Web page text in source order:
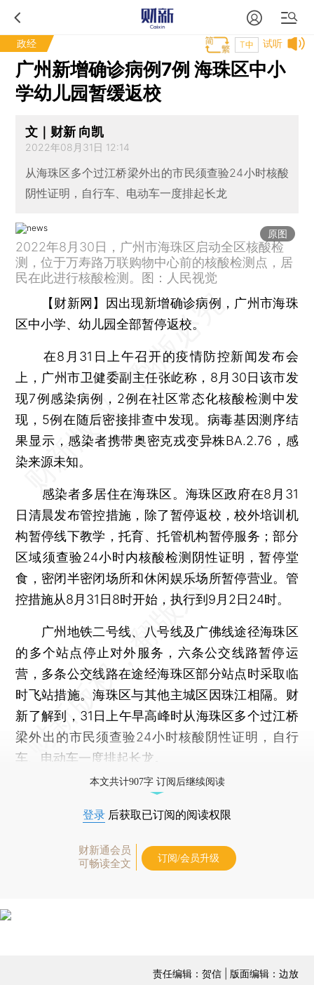
政经 试听
T中
广州新增确诊病例7例 海珠区中小
学幼儿园暂缓返校
文｜财新 向凯
2022年08月31日 12:14
从海珠区多个过江桥梁外出的市民须查验24小时核酸
阴性证明，自行车、电动车一度排起长龙
原图
2022年8月30日，广州市海珠区启动全区核酸检
测，位于万寿路万联购物中心前的核酸检测点，居
民在此进行核酸检测。图：人民视觉
【财新网】
因出现新增确诊病例，广州市海珠
区中小学、幼儿园全部暂停返校。
在8月31日上午召开的疫情防控新闻发布会
上，广州市卫健委副主任张屹称，8月30日该市发
现7例感染病例，2例在社区常态化核酸检测中发
现，5例在随后密接排查中发现。病毒基因测序结
果显示，感染者携带奥密克戎变异株BA.2.76，感
染来源未知。
感染者多居住在海珠区。海珠区政府在8月31
日清晨发布管控措施，除了暂停返校，校外培训机
构暂停线下教学，托育、托管机构暂停服务；部分
区域须查验24小时内核酸检测阴性证明，暂停堂
食，密闭半密闭场所和休闲娱乐场所暂停营业。管
控措施从8月31日8时开始，执行到9月2日24时。
广州地铁二号线、八号线及广佛线途径海珠区
的多个站点停止对外服务，六条公交线路暂停运
营，多条公交线路在途经海珠区部分站点时采取临
时飞站措施。海珠区与其他主城区因珠江相隔。财
新了解到，31日上午早高峰时从海珠区多个过江桥
梁外出的市民须查验24小时核酸阴性证明，自行
车、电动车一度排起长龙。
本文共计907字 订阅后继续阅读
登录 后获取已订阅的阅读权限
财新通会员
可畅读全文
订阅/会员升级
责任编辑：贺信 | 版面编辑：边放